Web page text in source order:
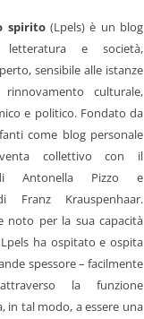
spirito(Lpels) è un blog
e società,
sensibile alle istanze
culturale,
e politico. Fondato da
come blog personale
collettivo con il
Antonella Pizzo e
Franz Krauspenhaar.
noto per la sua capacità
ha ospitato e ospita
spessore – facilmente
la funzione
in tal modo, a essere una